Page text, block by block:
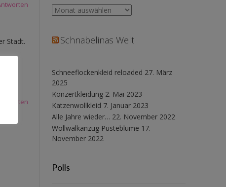
Stadt.
Antworten
Archiv
Schnabelinas Welt
Schneeflockenkleid reloaded 27. März
2025
Konzertkleidung 2. Mai 2023
Katzenwollkleid 7. Januar 2023
Alle Jahre wieder… 22. November 2022
Wollwalkanzug Pusteblume 17.
November 2022
Polls